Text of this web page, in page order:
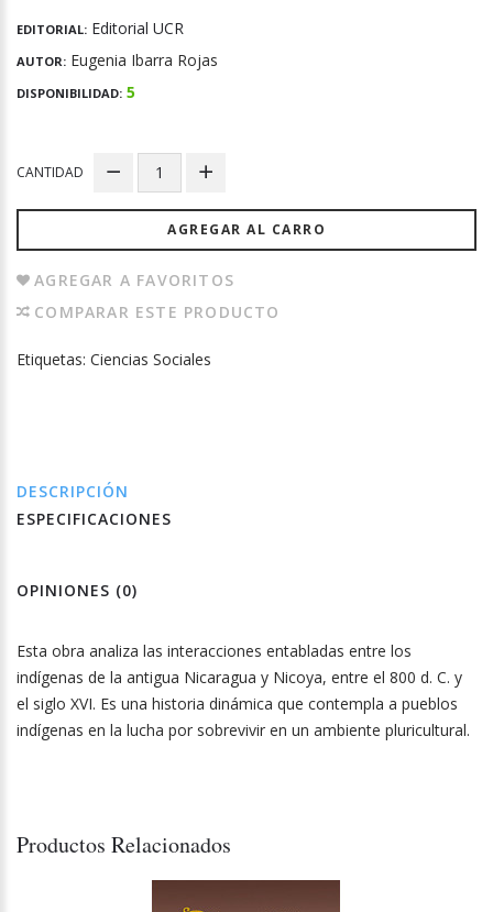
EDITORIAL: Editorial UCR
AUTOR: Eugenia Ibarra Rojas
DISPONIBILIDAD: 5
CANTIDAD
AGREGAR AL CARRO
AGREGAR A FAVORITOS
COMPARAR ESTE PRODUCTO
Etiquetas: Ciencias Sociales
DESCRIPCIÓN
ESPECIFICACIONES
OPINIONES (0)
Esta obra analiza las interacciones entabladas entre los
indígenas de la antigua Nicaragua y Nicoya, entre el 800 d. C. y
el siglo XVI. Es una historia dinámica que contempla a pueblos
indígenas en la lucha por sobrevivir en un ambiente pluricultural.
Productos Relacionados